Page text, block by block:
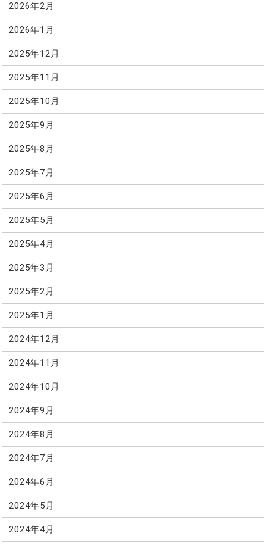
2026年2月
2026年1月
2025年12月
2025年11月
2025年10月
2025年9月
2025年8月
2025年7月
2025年6月
2025年5月
2025年4月
2025年3月
2025年2月
2025年1月
2024年12月
2024年11月
2024年10月
2024年9月
2024年8月
2024年7月
2024年6月
2024年5月
2024年4月